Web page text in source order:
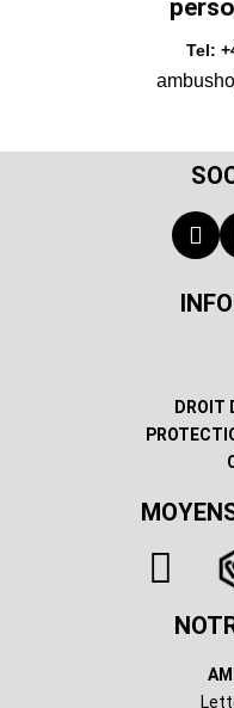
Tel:
DROIT